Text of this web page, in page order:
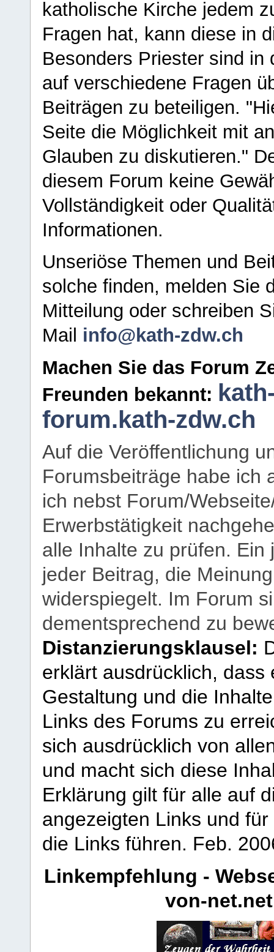
katholische Kirche jedem
Fragen hat, kann diese in
Besonders Priester sind in
auf verschiedene Fragen
Beiträgen zu beteiligen.
Seite die Möglichkeit mit
Glauben zu diskutieren."
diesem Forum keine
Vollständigkeit oder
Informationen.
Unseriöse Themen und
solche finden, melden Sie
Mitteilung oder schreiben
Mail info@kath-zdw.ch
Machen Sie das Forum
Freunden bekannt:
forum.kath-zdw.ch
Auf die Veröffentlichung
Forumsbeiträge habe ich
ich nebst Forum/
Erwerbstätigkeit
alle Inhalte zu prüfen.
jeder Beitrag, die
widerspiegelt. Im Forum
dementsprechend zu
Distanzierungsklausel:
erklärt ausdrücklich,
Gestaltung und die
Links des Forums zu
sich ausdrücklich von
und macht sich diese
Erklärung gilt für alle auf
angezeigten Links und
die Links führen. Feb.
Linkempfehlung -
von-net.net